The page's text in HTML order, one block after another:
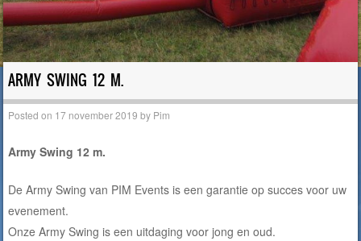
ARMY SWING 12 M.
Posted on 17 november 2019 by Pim
Army Swing 12 m.
De Army Swing van PIM Events is een garantie op succes voor uw
evenement.
Onze Army Swing is een uitdaging voor jong en oud.